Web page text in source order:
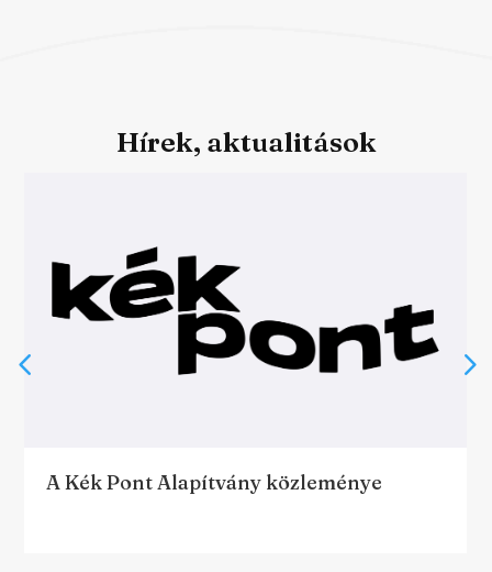
Hírek, aktualitások
A Kék Pont Alapítvány közleménye